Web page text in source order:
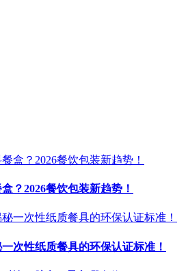
？2026餐饮包装新趋势！
次性纸质餐具的环保认证标准！